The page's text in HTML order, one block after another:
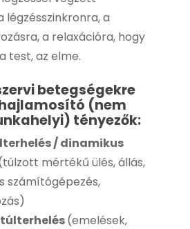
légzésszinkronra, a
a relaxációra, hogy
test, az elme.
betegségekre
(nem
tényezők:
/ dinamikus
mértékű ülés, állás,
számítógépezés,
(emelések,